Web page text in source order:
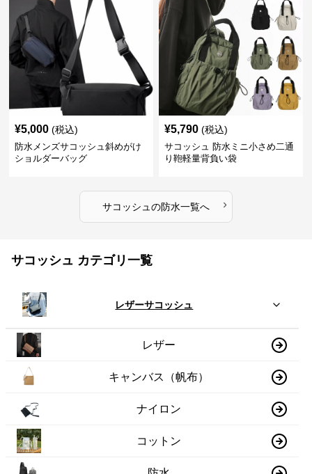
¥5,000 (税込)
防水メンズサコッシュ斜めがけ
ショルダーバッグ
¥5,790 (税込)
サコッシュ 防水ミニ小さめ二通
り鞄軽量背負い袋
サコッシュ の防水一覧へ ›
サコッシュ カテゴリ一覧
レザーサコッシュ
レザー
キャンバス（帆布）
ナイロン
コットン